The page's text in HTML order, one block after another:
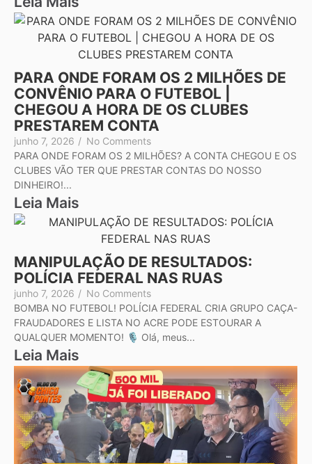
PARA ONDE FORAM OS 2 MILHÕES DE
CONVÊNIO PARA O FUTEBOL |
CHEGOU A HORA DE OS CLUBES
PRESTAREM CONTA
junho 7, 2026 / No Comments
PARA ONDE FORAM OS 2 MILHÕES? A CONTA CHEGOU E OS
CLUBES VÃO TER QUE PRESTAR CONTAS DO NOSSO
DINHEIRO!...
Leia Mais
MANIPULAÇÃO DE RESULTADOS:
POLÍCIA FEDERAL NAS RUAS
junho 7, 2026 / No Comments
BOMBA NO FUTEBOL! POLÍCIA FEDERAL CRIA GRUPO CAÇA-
FRAUDADORES E LISTA NO ACRE PODE ESTOURAR A
QUALQUER MOMENTO! 🎙️ Olá, meus...
Leia Mais